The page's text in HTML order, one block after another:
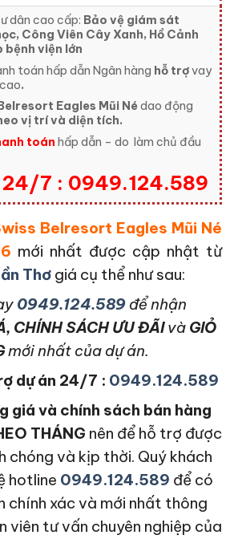
dân cao cấp: Bảo vệ giám sát
Công Viên Cây Xanh, Hồ Cảnh
bệnh viện lớn
toán hấp dẫn Ngân hàng hỗ trợvay
.
Eagles Mũi Nédao động
vị trí và diện tích.
toán hấp dẫn – do làm chủ đầu
24/7 : 0949.124.589
Belresort Eagles Mũi Né
mới nhất được cập nhật từ
Thơ giá cụ thể như sau:
0949.124.589 để nhận
CHÍNH SÁCH ƯU ĐÃIvàGIỎ
mới nhất của dự án.
dự án 24/7 : 0949.124.589
giá và chính sách bán hàng
THÁNG nên để hỗ trợ được
chóng và kịp thời. Quý khách
hotline 0949.124.589 để có
chính xác và mới nhất thông
viên tư vấn chuyên nghiệp của